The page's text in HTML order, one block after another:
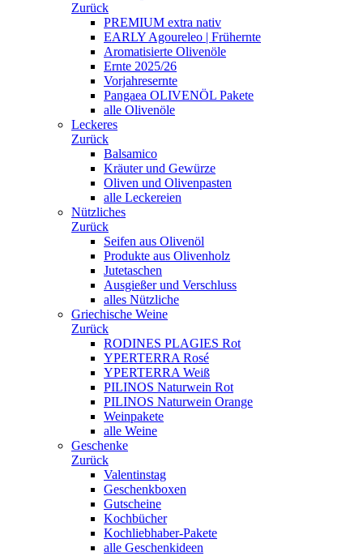
Zurück
PREMIUM extra nativ
EARLY Agoureleo | Frühernte
Aromatisierte Olivenöle
Ernte 2025/26
Vorjahresernte
Pangaea OLIVENÖL Pakete
alle Olivenöle
Leckeres
Zurück
Balsamico
Kräuter und Gewürze
Oliven und Olivenpasten
alle Leckereien
Nützliches
Zurück
Seifen aus Olivenöl
Produkte aus Olivenholz
Jutetaschen
Ausgießer und Verschluss
alles Nützliche
Griechische Weine
Zurück
RODINES PLAGIES Rot
YPERTERRA Rosé
YPERTERRA Weiß
PILINOS Naturwein Rot
PILINOS Naturwein Orange
Weinpakete
alle Weine
Geschenke
Zurück
Valentinstag
Geschenkboxen
Gutscheine
Kochbücher
Kochliebhaber-Pakete
alle Geschenkideen